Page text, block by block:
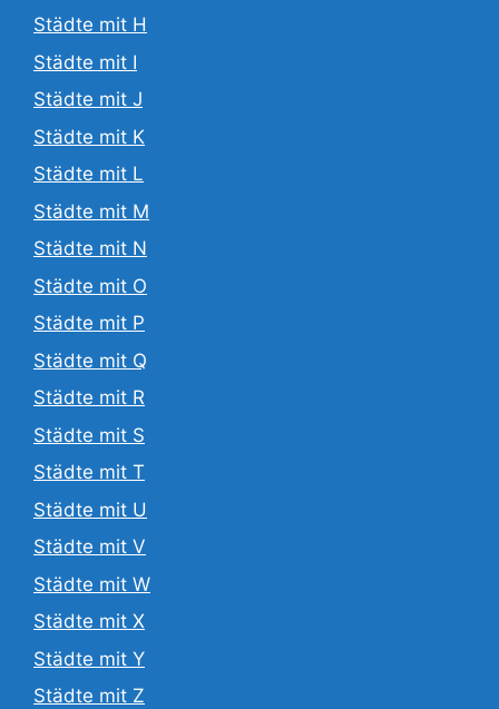
Städte mit H
Städte mit I
Städte mit J
Städte mit K
Städte mit L
Städte mit M
Städte mit N
Städte mit O
Städte mit P
Städte mit Q
Städte mit R
Städte mit S
Städte mit T
Städte mit U
Städte mit V
Städte mit W
Städte mit X
Städte mit Y
Städte mit Z